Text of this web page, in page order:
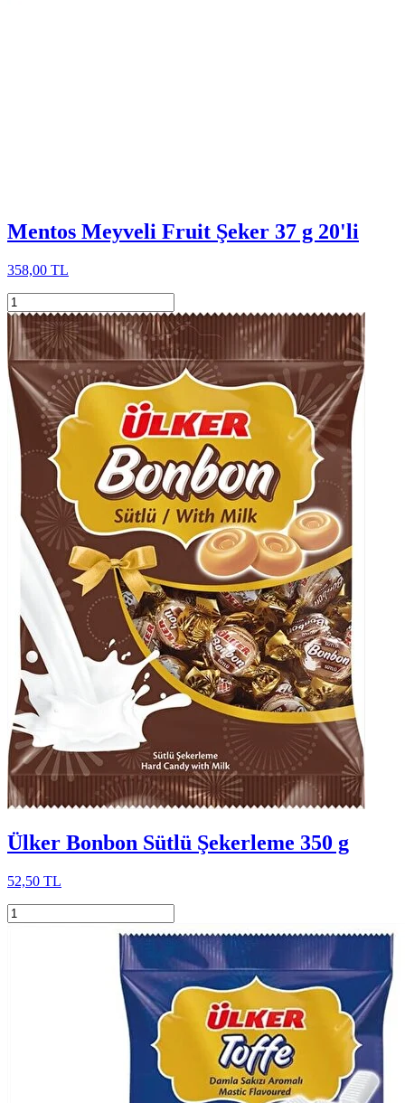
Mentos Meyveli Fruit Şeker 37 g 20'li
358,00 TL
Ülker Bonbon Sütlü Şekerleme 350 g
52,50 TL